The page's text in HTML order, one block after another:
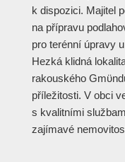
k dispozici. Majitel
na přípravu
pro terénní úpravy
Hezká klidná
rakouského
příležitosti. V obci
s kvalitními
zajímavé